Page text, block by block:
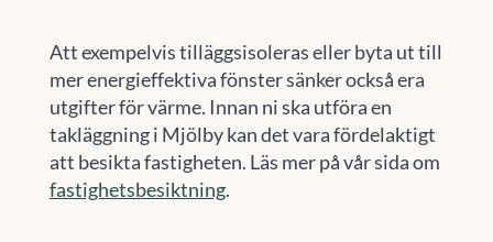
Att exempelvis tilläggsisoleras eller byta ut till
mer energieffektiva fönster sänker också era
utgifter för värme. Innan ni ska utföra en
takläggning i Mjölby kan det vara fördelaktigt
att besikta fastigheten. Läs mer på vår sida om
fastighetsbesiktning.